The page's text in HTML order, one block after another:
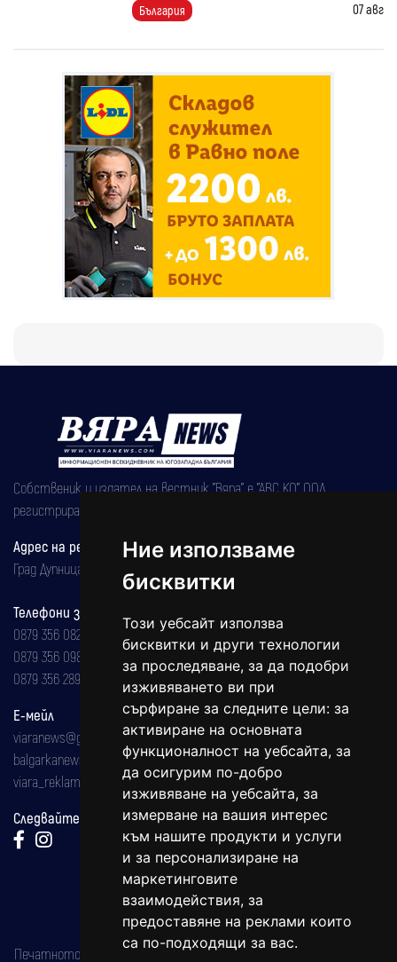
Ние използваме
бисквитки
Този уебсайт използва
бисквитки и други технологии
за проследяване, за да подобри
изживяването ви при
сърфиране за следните цели: за
активиране на основната
функционалност на уебсайта, за
да осигурим по-добро
изживяване на уебсайта, за
измерване на вашия интерес
към нашите продукти и услуги
и за персонализиране на
маркетинговите
взаимодействия, за
предоставяне на реклами които
са по-подходящи за вас.
България 07 авг
Собственик и издател на вестник "Вяра" е "АВС КО" ООД,
регистрирана на 08.05.2002 година.
Адрес на редакцията
Град Дупница, ул.''Христо Ботев" 43
Телефони за реклама и абонаменти
0879 356 082
0879 356 098
0879 356 289
Е-мейл
viaranews@gmail.com
balgarkanews@gmail.com
viara_reklama@mail.bg
Следвайте ни:
Печатното издание на вестника е регистрирано в националния